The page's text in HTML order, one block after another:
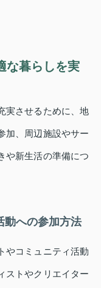
な暮らしを実
実させるために、地
加、周辺施設やサー
や新生活の準備につ
動への参加方法
やコミュニティ活動
ストやクリエイター